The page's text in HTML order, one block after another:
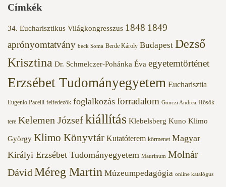
Címkék
34. Eucharisztikus Világkongresszus 1848 1849
aprónyomtatvány beck Soma Berde Károly Budapest Dezső
Krisztina Dr. Schmelczer-Pohánka Éva egyetemtörténet
Erzsébet Tudományegyetem Eucharisztia
Eugenio Pacelli felfedezők foglalkozás forradalom Gönczi Andrea Hősök
tere Kelemen Józsefkiállítás Klebelsberg Kuno Klimo
György Klimo Könyvtár Kutatóterem körmenet Magyar
Királyi Erzsébet Tudományegyetem Maurinum Molnár
Dávid Méreg Martin Múzeumpedagógia online katalógus